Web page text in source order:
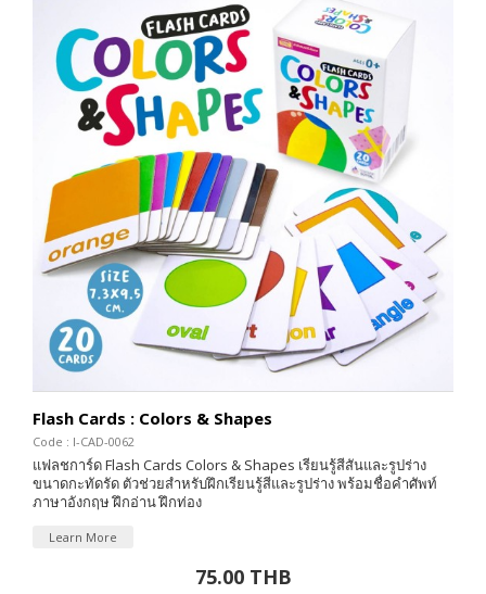
Flash Cards : Colors & Shapes
Code : I-CAD-0062
แฟลชการ์ด Flash Cards Colors & Shapes เรียนรู้สีสันและรูปร่าง
ขนาดกะทัดรัด ตัวช่วยสำหรับฝึกเรียนรู้สีและรูปร่าง พร้อมชื่อคำศัพท์
ภาษาอังกฤษ ฝึกอ่าน ฝึกท่อง
Learn More
75.00 THB